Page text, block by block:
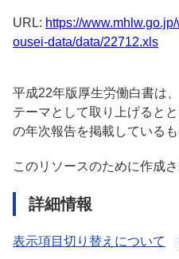
URL: https://
ousei-data/data/22712.xls
平成22年版厚生労働白書は
テーマとして取り上げると
の年次報告を掲載しているも
このリソースのために作成
詳細情報
表示項目切り替えについて